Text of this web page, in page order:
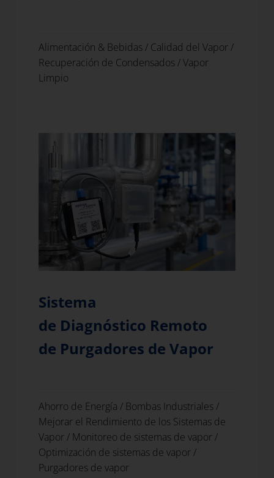
Alimentación & Bebidas/ Calidad del Vapor/
Recuperación de Condensados/Vapor
Limpio
Sistema
de Diagnóstico Remoto
de Purgadores de Vapor
Ahorro de Energía / Bombas Industriales/
Mejorar el Rendimiento de los Sistemas de
Vapor/ Monitoreo de sistemas de vapor/
Optimización de sistemas de vapor/
Purgadores de vapor